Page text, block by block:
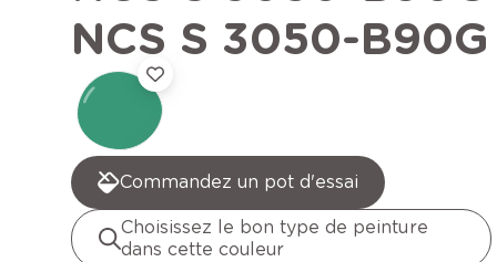
NCS S 3050-B90G
Commandez un pot d'essai
Choisissez le bon type de peinture
dans cette couleur